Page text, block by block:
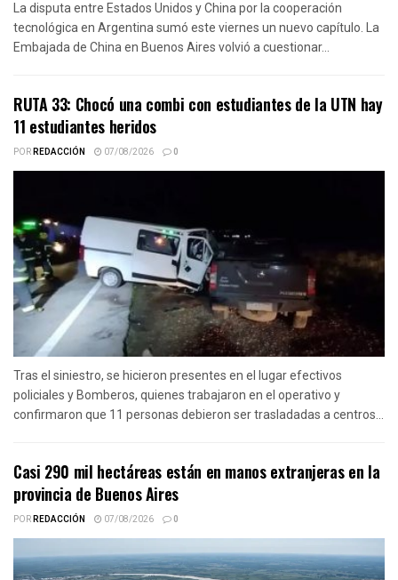
La disputa entre Estados Unidos y China por la cooperación
tecnológica en Argentina sumó este viernes un nuevo capítulo. La
Embajada de China en Buenos Aires volvió a cuestionar...
RUTA 33: Chocó una combi con estudiantes de la UTN hay
11 estudiantes heridos
PORREDACCIÓN 07/08/2026 0
Tras el siniestro, se hicieron presentes en el lugar efectivos
policiales y Bomberos, quienes trabajaron en el operativo y
confirmaron que 11 personas debieron ser trasladadas a centros...
Casi 290 mil hectáreas están en manos extranjeras en la
provincia de Buenos Aires
PORREDACCIÓN 07/08/2026 0